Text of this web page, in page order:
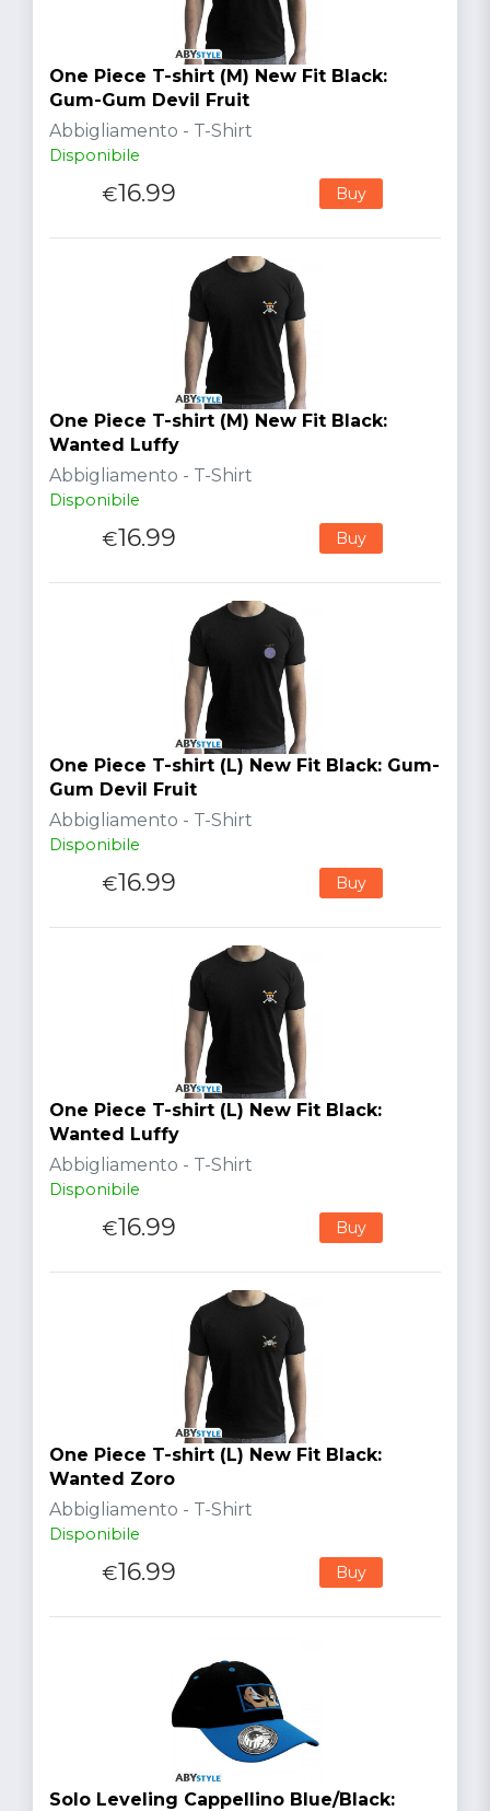
One Piece T-shirt (M) New Fit Black:
Gum-Gum Devil Fruit
Abbigliamento - T-Shirt
Disponibile
€16.99 Buy
One Piece T-shirt (M) New Fit Black:
Wanted Luffy
Abbigliamento - T-Shirt
Disponibile
€16.99 Buy
One Piece T-shirt (L) New Fit Black: Gum-
Gum Devil Fruit
Abbigliamento - T-Shirt
Disponibile
€16.99 Buy
One Piece T-shirt (L) New Fit Black:
Wanted Luffy
Abbigliamento - T-Shirt
Disponibile
€16.99 Buy
One Piece T-shirt (L) New Fit Black:
Wanted Zoro
Abbigliamento - T-Shirt
Disponibile
€16.99 Buy
Solo Leveling Cappellino Blue/Black: